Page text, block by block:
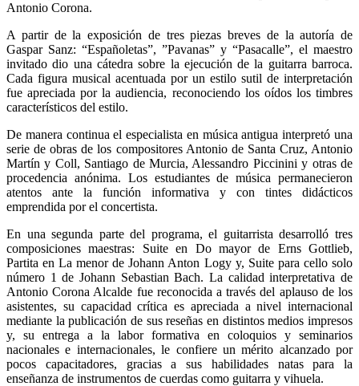
Antonio Corona.
A partir de la exposición de tres piezas breves de la autoría de
Gaspar Sanz: “Españoletas”, ”Pavanas” y “Pasacalle”, el maestro
invitado dio una cátedra sobre la ejecución de la guitarra barroca.
Cada figura musical acentuada por un estilo sutil de interpretación
fue apreciada por la audiencia, reconociendo los oídos los timbres
característicos del estilo.
De manera continua el especialista en música antigua interpretó una
serie de obras de los compositores Antonio de Santa Cruz, Antonio
Martín y Coll, Santiago de Murcia, Alessandro Piccinini y otras de
procedencia anónima. Los estudiantes de música permanecieron
atentos ante la función informativa y con tintes didácticos
emprendida por el concertista.
En una segunda parte del programa, el guitarrista desarrolló tres
composiciones maestras: Suite en Do mayor de Erns Gottlieb,
Partita en La menor de Johann Anton Logy y, Suite para cello solo
número 1 de Johann Sebastian Bach. La calidad interpretativa de
Antonio Corona Alcalde fue reconocida a través del aplauso de los
asistentes, su capacidad crítica es apreciada a nivel internacional
mediante la publicación de sus reseñas en distintos medios impresos
y, su entrega a la labor formativa en coloquios y seminarios
nacionales e internacionales, le confiere un mérito alcanzado por
pocos capacitadores, gracias a sus habilidades natas para la
enseñanza de instrumentos de cuerdas como guitarra y vihuela.